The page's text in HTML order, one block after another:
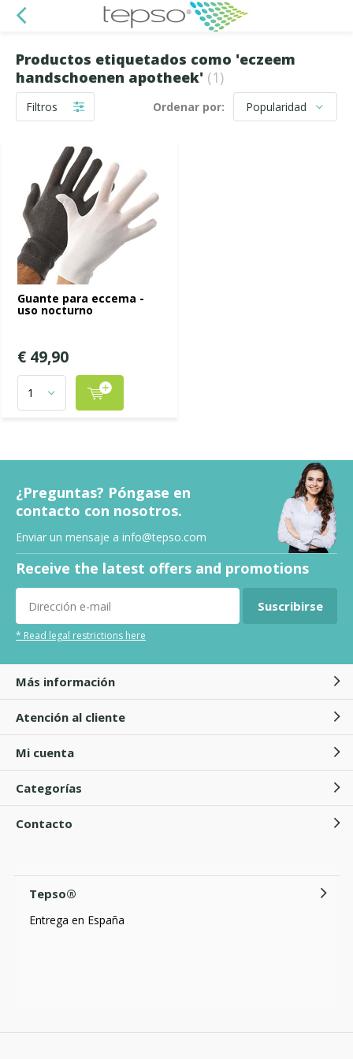
Productos etiquetados como 'eczeem
handschoenen apotheek' (1)
Filtros Ordenar por:
Guante para eccema -
uso nocturno
€ 49,90
¿Preguntas? Póngase en
contacto con nosotros.
Enviar un mensaje a info@tepso.com
Receive the latest offers and promotions
Suscribirse
* Read legal restrictions here
Más información
Atención al cliente
Mi cuenta
Categorías
Contacto
Tepso®
Entrega en España